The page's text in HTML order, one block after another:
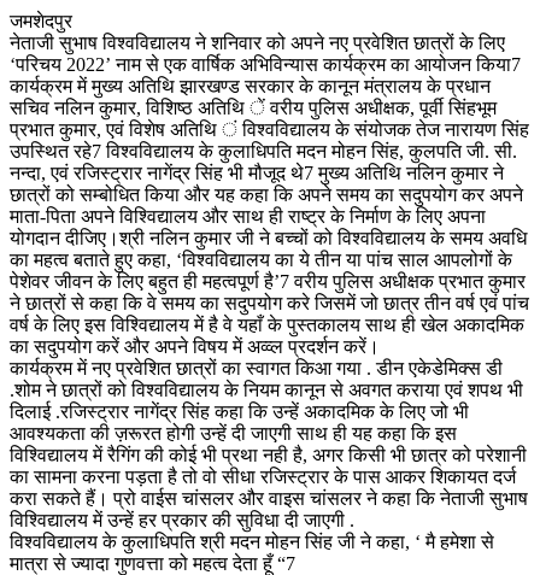
जमशेदपुर
नेताजी सुभाष विश्वविद्यालय ने शनिवार को अपने नए प्रवेशित छात्रों के लिए
‘परिचय 2022’ नाम से एक वार्षिक अभिविन्यास कार्यक्रम का आयोजन किया7
कार्यक्रम में मुख्य अतिथि झारखण्ड सरकार के कानून मंत्रालय के प्रधान
सचिव नलिन कुमार, विशिष्ठ अतिथि ें वरीय पुलिस अधीक्षक, पूर्वी सिंहभूम
प्रभात कुमार, एवं विशेष अतिथि ं विश्वविद्यालय के संयोजक तेज नारायण सिंह
उपस्थित रहे7 विश्वविद्यालय के कुलाधिपति मदन मोहन सिंह, कुलपति जी. सी.
नन्दा, एवं रजिस्ट्रार नागेंद्र सिंह भी मौजूद थे7 मुख्य अतिथि नलिन कुमार ने
छात्रों को सम्बोधित किया और यह कहा कि अपने समय का सदुपयोग कर अपने
माता-पिता अपने विश्विद्यालय और साथ ही राष्ट्र के निर्माण के लिए अपना
योगदान दीजिए।श्री नलिन कुमार जी ने बच्चों को विश्वविद्यालय के समय अवधि
का महत्व बताते हुए कहा, ‘विश्वविद्यालय का ये तीन या पांच साल आपलोगों के
पेशेवर जीवन के लिए बहुत ही महत्वपूर्ण है’7 वरीय पुलिस अधीक्षक प्रभात कुमार
ने छात्रों से कहा कि वे समय का सदुपयोग करे जिसमें जो छात्र तीन वर्ष एवं पांच
वर्ष के लिए इस विश्विद्यालय में है वे यहाँ के पुस्तकालय साथ ही खेल अकादमिक
का सदुपयोग करें और अपने विषय में अव्व्ल प्रदर्शन करें।
कार्यक्रम में नए प्रवेशित छात्रों का स्वागत किआ गया . डीन एकेडेमिक्स डी
.शोम ने छात्रों को विश्वविद्यालय के नियम कानून से अवगत कराया एवं शपथ भी
दिलाई .रजिस्ट्रार नागेंद्र सिंह कहा कि उन्हें अकादमिक के लिए जो भी
आवश्यकता की ज़रूरत होगी उन्हें दी जाएगी साथ ही यह कहा कि इस
विश्विद्यालय में रैगिंग की कोई भी प्रथा नही है, अगर किसी भी छात्र को परेशानी
का सामना करना पड़ता है तो वो सीधा रजिस्ट्रार के पास आकर शिकायत दर्ज
करा सकते हैं। प्रो वाईस चांसलर और वाइस चांसलर ने कहा कि नेताजी सुभाष
विश्विद्यालय में उन्हें हर प्रकार की सुविधा दी जाएगी .
विश्वविद्यालय के कुलाधिपति श्री मदन मोहन सिंह जी ने कहा, ‘ मै हमेशा से
मात्रा से ज्यादा गुणवत्ता को महत्व देता हूँ “7